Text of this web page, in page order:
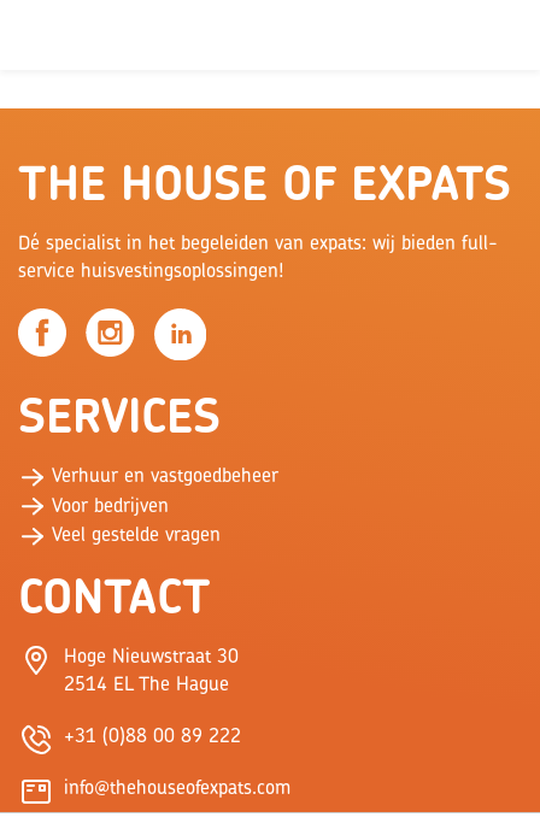
THE HOUSE OF EXPATS
Dé specialist in het begeleiden van expats: wij bieden full-
service huisvestingsoplossingen!
SERVICES
Verhuur en vastgoedbeheer
Voor bedrijven
Veel gestelde vragen
CONTACT
Hoge Nieuwstraat 30
2514 EL The Hague
+31 (0)88 00 89 222
info@thehouseofexpats.com